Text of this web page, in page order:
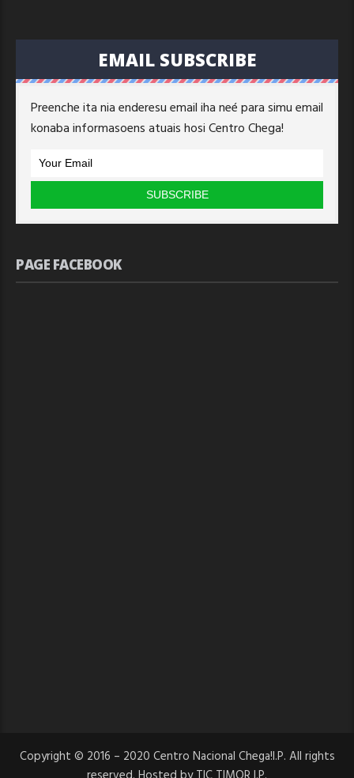
EMAIL SUBSCRIBE
Preenche ita nia enderesu email iha neé para simu email
konaba informasoens atuais hosi Centro Chega!
PAGE FACEBOOK
Copyright © 2016 – 2020 Centro Nacional Chega!I.P. All rights